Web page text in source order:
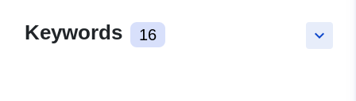
keyboard_arrow_down
Keywords 16